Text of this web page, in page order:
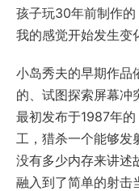
孩子玩30年前制作的
我的感觉开始发生变
小岛秀夫的早期作品
的、试图探索屏幕冲
最初发布于1987年
工，猎杀一个能够发
没有多少内存来讲述
融入到了简单的射击